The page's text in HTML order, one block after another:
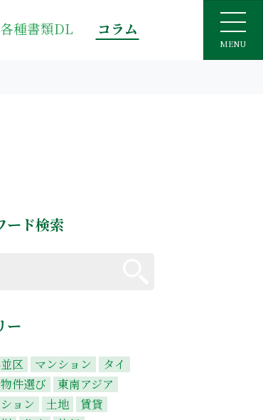
各種書類DL コラム
MENU
ード検索
ー
区 マンション
タイ
物件選び
東南アジア
ョン
土地
賃貸